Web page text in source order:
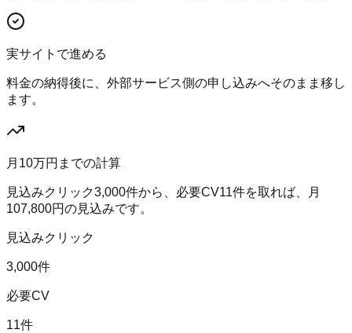
実サイトで進める
料金の納得後に、外部サービス側の申し込みへそのまま移し
ます。
月10万円までの計算
見込みクリック3,000件から、必要CV11件を取れば、月
107,800円の見込みです。
見込みクリック
3,000件
必要CV
11件